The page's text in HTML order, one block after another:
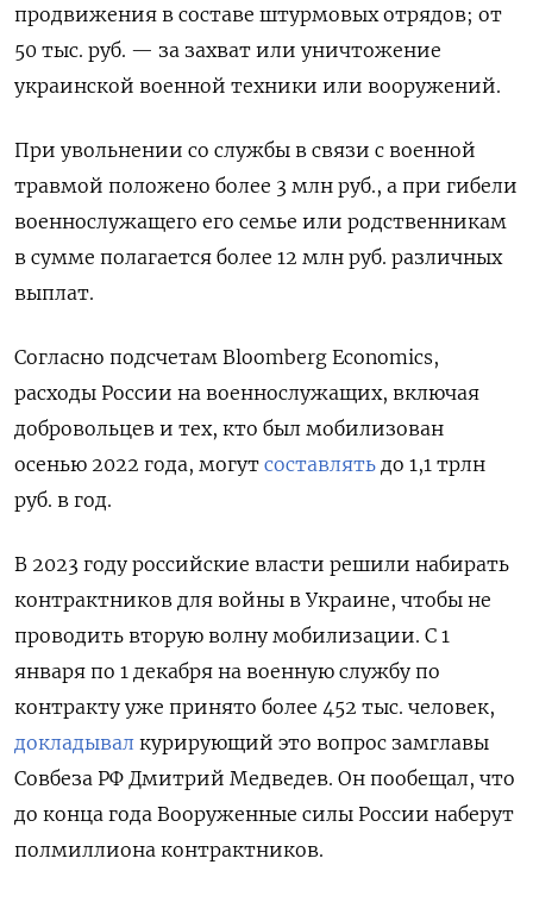
продвижения в составе штурмовых отрядов; от
50 тыс. руб. — за захват или уничтожение
украинской военной техники или вооружений.
При увольнении со службы в связи с военной
травмой положено более 3 млн руб., а при гибели
военнослужащего его семье или родственникам
в сумме полагается более 12 млн руб. различных
выплат.
Согласно подсчетам Bloomberg Economics,
расходы России на военнослужащих, включая
добровольцев и тех, кто был мобилизован
осенью 2022 года, могут составлять до 1,1 трлн
руб. в год.
В 2023 году российские власти решили набирать
контрактников для войны в Украине, чтобы не
проводить вторую волну мобилизации. С 1
января по 1 декабря на военную службу по
контракту уже принято более 452 тыс. человек,
докладывал курирующий это вопрос замглавы
Совбеза РФ Дмитрий Медведев. Он пообещал, что
до конца года Вооруженные силы России наберут
полмиллиона контрактников.